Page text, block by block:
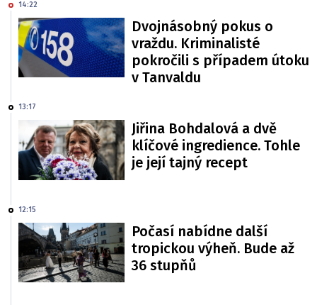
14:22
Dvojnásobný pokus o
vraždu. Kriminalisté
pokročili s případem útoku
v Tanvaldu
13:17
Jiřina Bohdalová a dvě
klíčové ingredience. Tohle
je její tajný recept
12:15
Počasí nabídne další
tropickou výheň. Bude až
36 stupňů